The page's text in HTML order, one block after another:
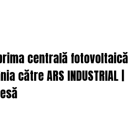
centrală fotovoltaică
către ARS INDUSTRIAL |